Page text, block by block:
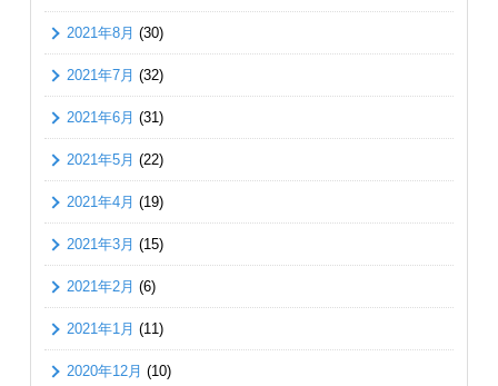
2021年8月 (30)
2021年7月 (32)
2021年6月 (31)
2021年5月 (22)
2021年4月 (19)
2021年3月 (15)
2021年2月 (6)
2021年1月 (11)
2020年12月 (10)